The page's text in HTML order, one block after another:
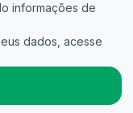
Termos
informações de
dados, acesse